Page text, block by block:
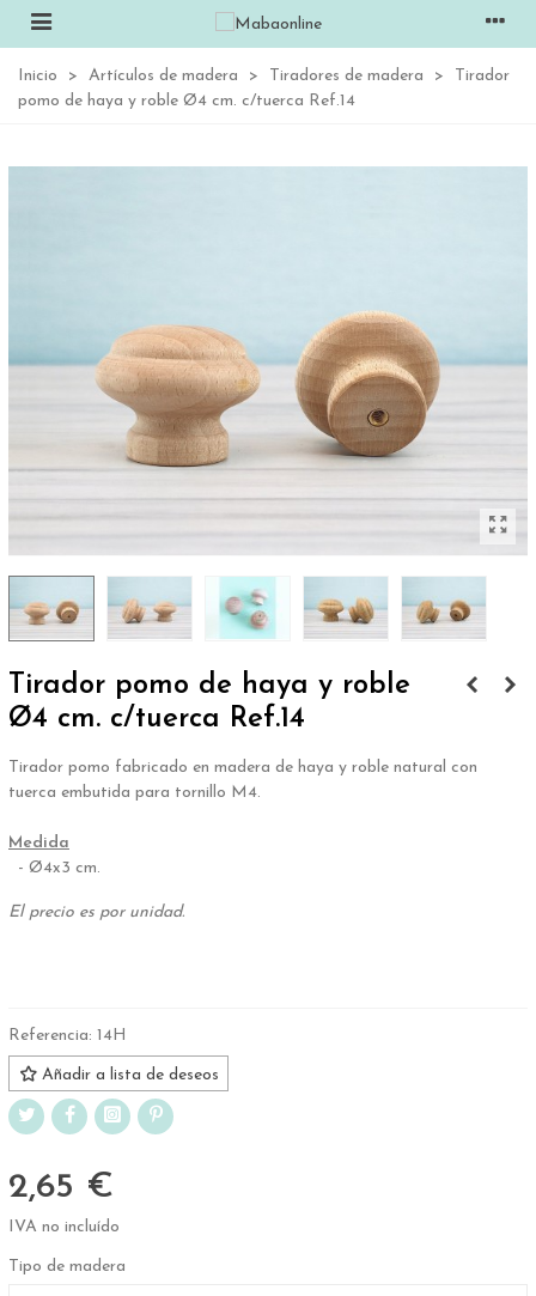
Inicio > Artículos de madera > Tiradores de madera >
Tirador
pomo de haya y roble Ø4 cm. c/tuerca Ref.14
Tirador pomo de haya y roble
Ø4 cm. c/tuerca Ref.14
Tirador pomo fabricado en madera de haya y roble natural con
tuerca embutida para tornillo M4.
Medida
- Ø4x3 cm.
El precio es por unidad.
Referencia: 14H
Añadir a lista de deseos
2,65 €
IVA no incluído
Tipo de madera